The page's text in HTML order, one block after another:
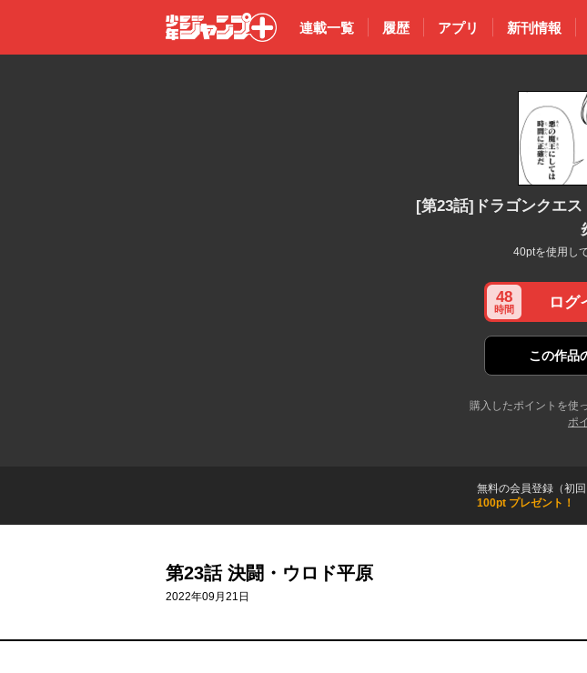
少年ジャン
連載一覧 履歴 アプリ 新刊情報
[第23話]ドラゴンクエ
40ptを使用し
48
時間 ログ
この作品
購入したポイントを使
ポ
無料の会員登録（初
100pt プレゼント！
第23話 決闘・ウロド平原
2022年09月21日